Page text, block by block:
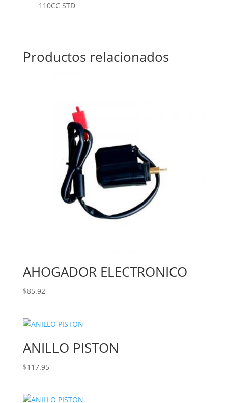
110CC STD
Productos relacionados
AHOGADOR ELECTRONICO
$85.92
ANILLO PISTON
$117.95